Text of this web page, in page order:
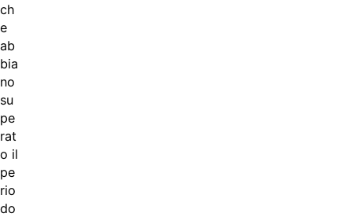
ch
e
ab
bia
no
su
pe
rat
o il
pe
rio
do